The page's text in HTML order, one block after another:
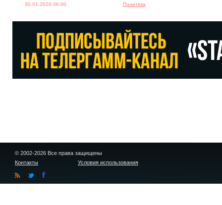
30.01.2026 06:00 Политика
© 2002-2026 Все права защищены
Контакты
Условия использования